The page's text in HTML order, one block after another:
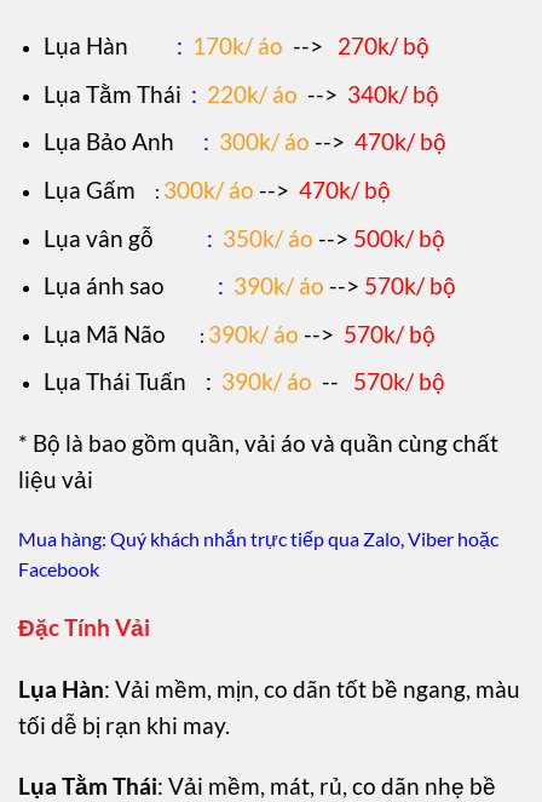
Lụa Hàn : 170k/ áo --> 270k/ bộ
Lụa Tằm Thái : 220k/ áo --> 340k/ bộ
Lụa Bảo Anh
: 300k/ áo --> 470k/ bộ
Lụa Gấm
: 300k/ áo --> 470k/ bộ
Lụa vân gỗ : 350k/ áo --> 500k/ bộ
Lụa ánh sao : 390k/ áo --> 570k/ bộ
Lụa Mã Não
: 390k/ áo --> 570k/ bộ
Lụa Thái Tuấn
: 390k/ áo -- 570k/ bộ
* Bộ là bao gồm quần, vải áo và quần cùng chất
liệu vải
Mua hàng: Quý khách nhắn trực tiếp qua Zalo, Viber hoặc
Facebook
Đặc Tính Vải
Lụa Hàn: Vải mềm, mịn, co dãn tốt bề ngang, màu
tối dễ bị rạn khi may.
Lụa Tằm Thái: Vải mềm, mát, rủ, co dãn nhẹ bề